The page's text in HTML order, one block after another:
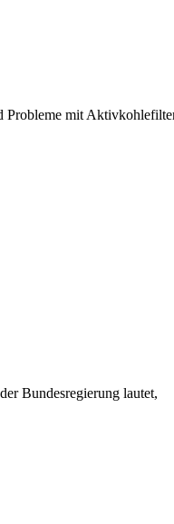
Probleme mit
Bundesregierung lautet,